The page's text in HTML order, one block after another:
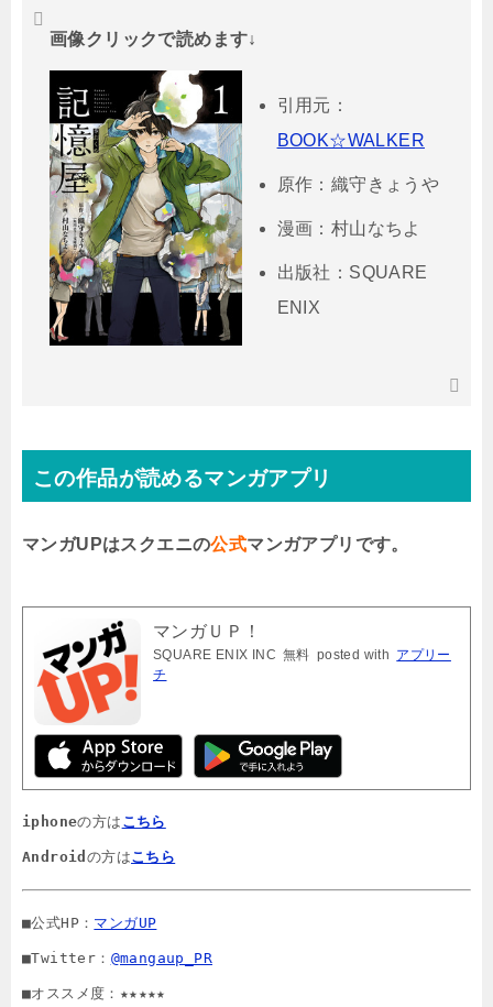
画像クリックで読めます↓
引用元：
BOOK☆WALKER
原作：織守きょうや
漫画：村山なちよ
出版社：SQUARE
ENIX
この作品が読めるマンガアプリ
マンガUPはスクエニの公式マンガアプリです。
マンガＵＰ！
SQUARE ENIX INC 無料 posted with アプリー
チ
iphoneの方は こちら
Android の方はこちら
■公式HP： マンガUP
■Twitter： @mangaup_PR
■オススメ度：★★★★★